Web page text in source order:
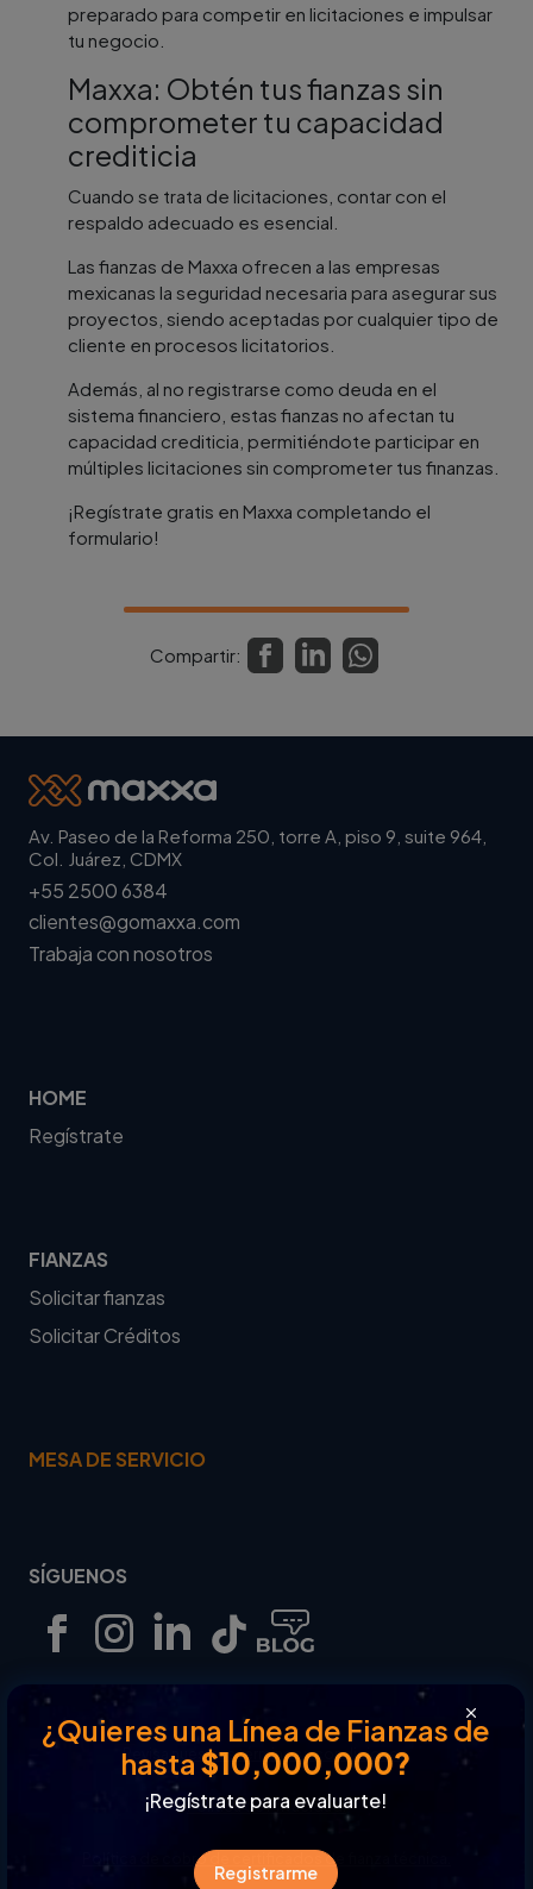
preparado para competir en licitaciones e impulsar
tu negocio.
Maxxa: Obtén tus fianzas sin
comprometer tu capacidad
crediticia
Cuando se trata de licitaciones, contar con el
respaldo adecuado es esencial.
Las fianzas de Maxxa ofrecen a las empresas
mexicanas la seguridad necesaria para asegurar sus
proyectos, siendo aceptadas por cualquier tipo de
cliente en procesos licitatorios.
Además, al no registrarse como deuda en el
sistema financiero, estas fianzas no afectan tu
capacidad crediticia, permitiéndote participar en
múltiples licitaciones sin comprometer tus finanzas.
¡Regístrate gratis en Maxxa completando el
formulario!
Compartir:
¿Quieres una Línea de Fianzas de
hasta$10,000,000?
¡Regístrate para evaluarte!
Registrarme
Av. Paseo de la Reforma 250, torre A, piso 9, suite 964,
Col. Juárez, CDMX
+55 2500 6384
clientes@gomaxxa.com
Trabaja con nosotros
HOME
Regístrate
FIANZAS
Solicitar fianzas
Solicitar Créditos
MESA DE SERVICIO
SÍGUENOS
Revisa nuestros términos y condiciones.
Política de Privacidad.
Política de cobro de certificados de fianza técnica.